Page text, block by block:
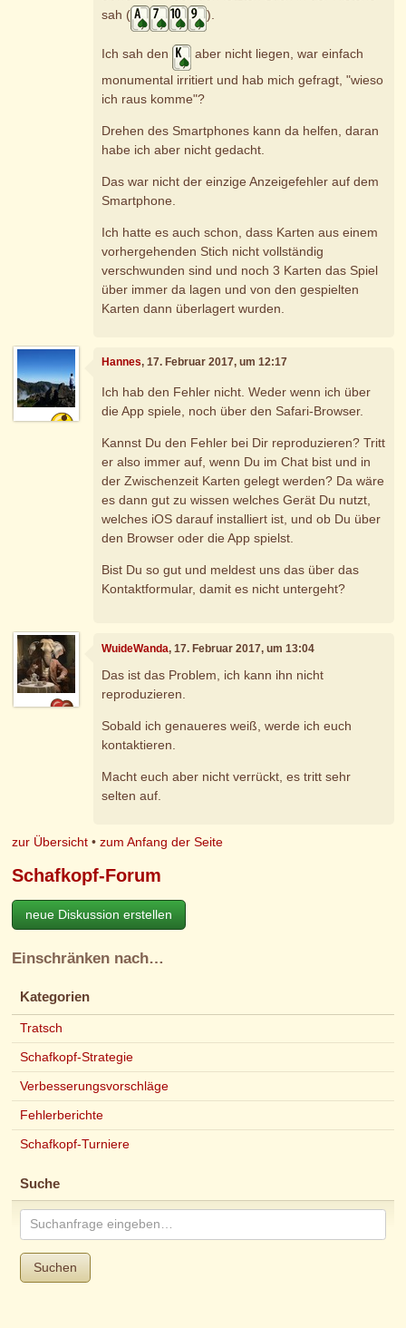
sah (
).
Ich sah den
aber nicht liegen, war einfach
monumental irritiert und hab mich gefragt, "wieso
ich raus komme"?
Drehen des Smartphones kann da helfen, daran
habe ich aber nicht gedacht.
Das war nicht der einzige Anzeigefehler auf dem
Smartphone.
Ich hatte es auch schon, dass Karten aus einem
vorhergehenden Stich nicht vollständig
verschwunden sind und noch 3 Karten das Spiel
über immer da lagen und von den gespielten
Karten dann überlagert wurden.
Hannes, 17. Februar 2017, um 12:17
Ich hab den Fehler nicht. Weder wenn ich über
die App spiele, noch über den Safari-Browser.
Kannst Du den Fehler bei Dir reproduzieren? Tritt
er also immer auf, wenn Du im Chat bist und in
der Zwischenzeit Karten gelegt werden? Da wäre
es dann gut zu wissen welches Gerät Du nutzt,
welches iOS darauf installiert ist, und ob Du über
den Browser oder die App spielst.
Bist Du so gut und meldest uns das über das
Kontaktformular, damit es nicht untergeht?
WuideWanda, 17. Februar 2017, um 13:04
Das ist das Problem, ich kann ihn nicht
reproduzieren.
Sobald ich genaueres weiß, werde ich euch
kontaktieren.
Macht euch aber nicht verrückt, es tritt sehr
selten auf.
zur Übersicht •zum Anfang der Seite
Schafkopf-Forum
neue Diskussion erstellen
Einschränken nach…
Kategorien
Tratsch
Schafkopf-Strategie
Verbesserungsvorschläge
Fehlerberichte
Schafkopf-Turniere
Suche
Suchen